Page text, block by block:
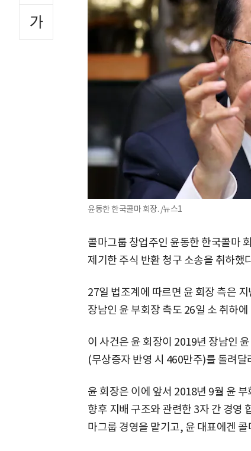
윤동한 한국콜마 회장. /뉴스1
콜마그룹 창업주인 윤동한 한국콜마
제기한 주식 반환 청구 소송을 취하했
27일 법조계에 따르면 윤 회장 측은
장남인 윤 부회장 측도 26일 소 취하
이 사건은 윤 회장이 2019년 장남인
(무상증자 반영 시 460만주)를 돌려
윤 회장은 이에 앞서 2018년 9월 윤
향후 지배 구조와 관련한 3자 간 경영
마그룹 경영을 맡기고, 윤 대표에겐